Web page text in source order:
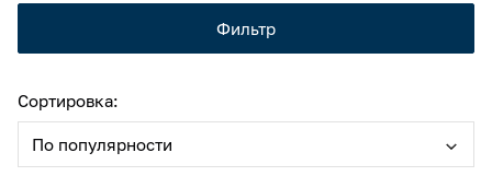
Фильтр
Сортировка:
По популярности
Камеры холодильные
Термоконтейнеры FoodLine
Решения для Dark / Ghost kitchen
Единый доступ по QR-коду ко всей информации об изделии